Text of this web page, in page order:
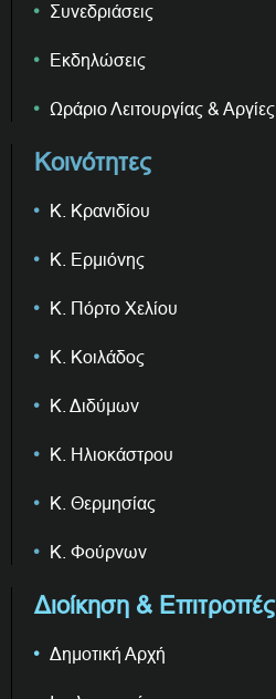
Συνεδριάσεις
Εκδηλώσεις
Ωράριο Λειτουργίας & Αργίες
Κοινότητες
Κ. Κρανιδίου
Κ. Ερμιόνης
Κ. Πόρτο Χελίου
Κ. Κοιλάδος
Κ. Διδύμων
Κ. Ηλιοκάστρου
Κ. Θερμησίας
Κ. Φούρνων
Διοίκηση & Επιτροπές
Δημοτική Αρχή